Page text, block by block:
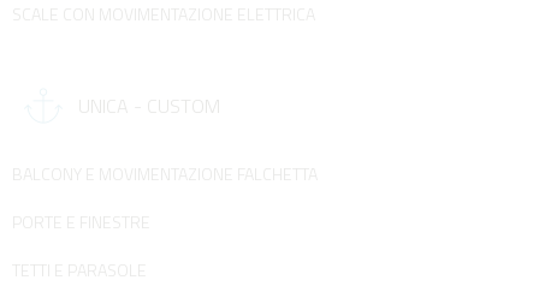
SCALE CON MOVIMENTAZIONE ELETTRICA
UNICA - CUSTOM
BALCONY E MOVIMENTAZIONE FALCHETTA
PORTE E FINESTRE
TETTI E PARASOLE